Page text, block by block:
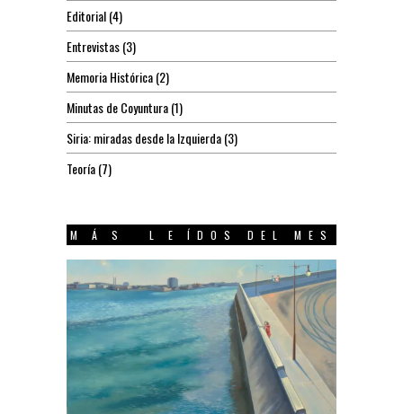
Editorial(4)
Entrevistas(3)
Memoria Histórica(2)
Minutas de Coyuntura(1)
Siria: miradas desde la Izquierda(3)
Teoría(7)
MÁS LEÍDOS DEL MES